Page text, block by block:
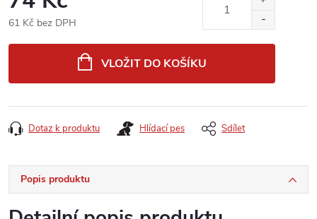
61 Kč bez DPH
VLOŽIT DO KOŠÍKU
Dotaz k produktu Hlídací pes Sdílet
Popis produktu